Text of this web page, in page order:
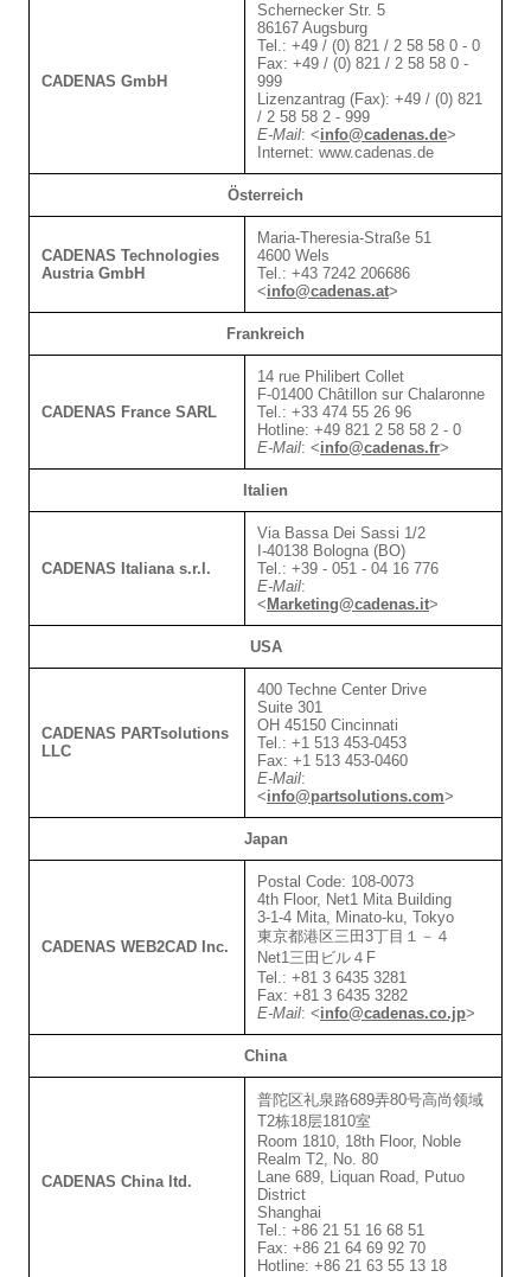
CADENAS GmbH
Schernecker Str. 5
86167 Augsburg
Tel.: +49 / (0) 821 / 2 58 58 0 - 0
Fax: +49 / (0) 821 / 2 58 58 0 -
999
Lizenzantrag (Fax): +49 / (0) 821
/ 2 58 58 2 - 999
E-Mail: <info@cadenas.de>
Internet: www.cadenas.de
Österreich
CADENAS Technologies
Austria GmbH
Maria-Theresia-Straße 51
4600 Wels
Tel.: +43 7242 206686
<info@cadenas.at>
Frankreich
CADENAS France SARL
14 rue Philibert Collet
F-01400 Châtillon sur Chalaronne
Tel.: +33 474 55 26 96
Hotline: +49 821 2 58 58 2 - 0
E-Mail: <info@cadenas.fr>
Italien
CADENAS Italiana s.r.l.
Via Bassa Dei Sassi 1/2
I-40138 Bologna (BO)
Tel.: +39 - 051 - 04 16 776
E-Mail:
< Marketing@cadenas.it>
USA
CADENAS PARTsolutions
LLC
400 Techne Center Drive
Suite 301
OH 45150 Cincinnati
Tel.: +1 513 453-0453
Fax: +1 513 453-0460
E-Mail:
<info@partsolutions.com>
Japan
CADENAS WEB2CAD Inc.
Postal Code: 108-0073
4th Floor, Net1 Mita Building
3-1-4 Mita, Minato-ku, Tokyo
東京都港区三田3丁目１－４
Net1三田ビル４F
Tel.: +81 3 6435 3281
Fax: +81 3 6435 3282
E-Mail: <info@cadenas.co.jp>
China
CADENAS China ltd.
普陀区礼泉路689弄80号高尚领域
T2栋18层1810室
Room 1810, 18th Floor, Noble
Realm‌ T2, No. 80
Lane 689, Liquan Road, Putuo
District
Shanghai
Tel.: +86 21 51 16 68 51
Fax: +86 21 64 69 92 70
Hotline: +86 21 63 55 13 18